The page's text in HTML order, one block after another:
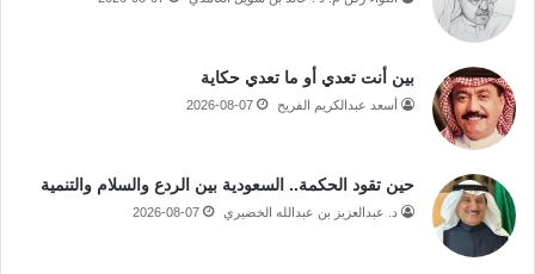
بين أنت تعدي أو ما تعدي حكاية
أسعد عبدالكريم الفريح 2026-08-07
حين تقود الحكمة.. السعودية بين الردع والسلام والتنمية
د. عبدالعزيز بن عبدالله الخضيري 2026-08-07